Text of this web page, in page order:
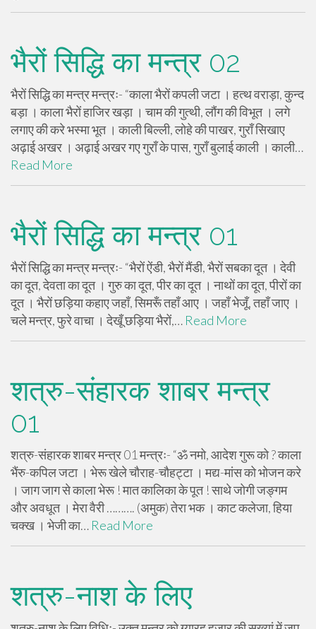
भैरों सिद्धि का मन्त्र 02
भैरों सिद्धि का मन्त्र मन्त्रः- “काला भैरों कपली जटा । हत्थ वराड़ा, कुन्द
बड़ा । काला भैरों हाजिर खड़ा । चाम की गुत्थी, लौंग की विभूत । लगे
लगाए की करे भस्मा भूत । काली बिल्ली, लोहे की पाखर, गुराँ सिखाए
अढ़ाई अखर । अढ़ाई अखर गए गुराँ के पास, गुराँ बुलाई काली । काली…
Read More
भैरों सिद्धि का मन्त्र 01
भैरों सिद्धि का मन्त्र मन्त्रः- “भैरों ऐंडी, भैरों मैंडी, भैरों सबका दूत । देवी
का दूत, देवता का दूत । गुरु का दूत, पीर का दूत । नाथों का दूत, पीरों का
दूत । भैरों छड़िया कहाए जहाँ, सिमरूँ तहाँ आए । जहाँ भेजूँ, तहाँ जाए ।
चले मन्त्र, फुरे वाचा । देखूँ छड़िया भैरों,… Read More
शत्रु-संहारक शाबर मन्त्र
01
शत्रु-संहारक शाबर मन्त्र 01 मन्त्रः- “ॐ नमो, आदेश गुरू को ? काला
भैंरु-कपिल जटा । भेरू खेले चौराह-चौहट्टा । मद्य-मांस को भोजन करे
। जाग जाग से काला भेरू ! मात कालिका के पूत ! साथे जोगी जङ्गम
और अवधूत । मेरा वैरी ………. (अमुक) तेरा भक । काट कलेजा, हिया
चक्ख । भेजी का… Read More
शत्रु-नाश के लिए